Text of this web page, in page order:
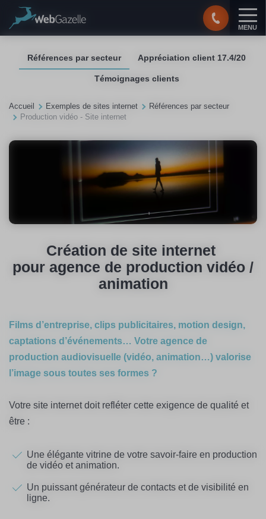
MENU
Références par secteur Appréciation client 17.4/20
Témoignages clients
Accueil Exemples de sites internet
Références par secteur
Production vidéo - Site internet
Création de site internet
pour agence de production vidéo /
animation
Films d’entreprise, clips publicitaires, motion design,
captations d’événements… Votre agence de
production audiovisuelle (vidéo, animation…) valorise
l’image sous toutes ses formes ?
Votre site internet doit refléter cette exigence de qualité et
être :
Une élégante vitrine de votre savoir-faire en production
de vidéo et animation.
Un puissant générateur de contacts et de visibilité en
ligne.
Panneau de gestion des cookies